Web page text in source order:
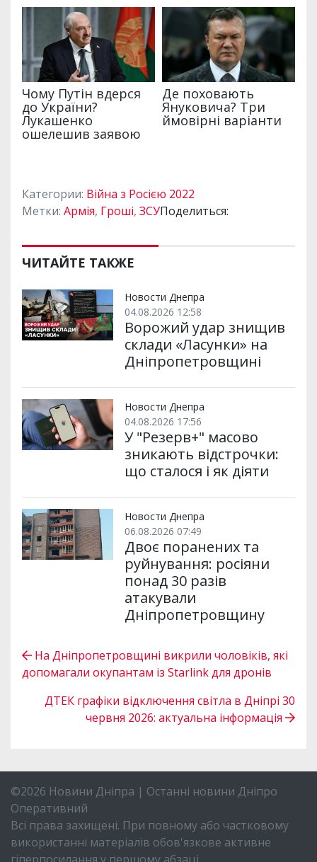
Категории: Війна з Росією 2022
Метки: Армія, Гроші, ЗСУПоделиться:
ЧИТАЙТЕ ТАКЖЕ
Новости Днепра
04.08.2026 12:58
Ворожий удар знищив
склади «Ласунки» на
Дніпропетровщині
Новости Днепра
04.08.2026 17:56
У "Резерв+" масово
зникають відстрочки:
що сталося і як діяти
Новости Днепра
06.08.2026 07:49
Двоє поранених та
руйнування: росіяни
понад 30 разів
атакували
Дніпропетровщину
На Дніпропетровщині викрили чоловіків, які
допомагали окупантам із Starlink для дронів
ДТЕК графіки відключення світла в Дніпрі 30
червня 2026: актуальна інформація
©2026 Новини Дніпра | Останні новини Дніпро
Оперативний
Всі права захищені. При повному або частковому
використанні матеріалів обов'язкове активне